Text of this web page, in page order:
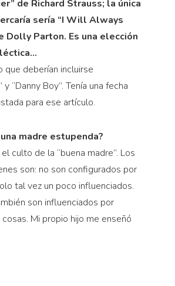
de Richard Strauss; la única
sería “I Will Always
Dolly Parton. Es una elección
deberían incluirse
y “Danny Boy”. Tenía una fecha
para ese artículo.
madre estupenda?
culto de la “buena madre”. Los
son: no son configurados por
tal vez un poco influenciados.
son influenciados por
Mi propio hijo me enseñó